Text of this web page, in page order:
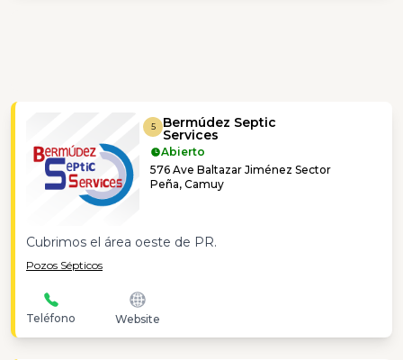
5 Bermúdez Septic
Services
Abierto
576 Ave Baltazar Jiménez Sector
Peña, Camuy
Cubrimos el área oeste de PR.
Pozos Sépticos
Teléfono Website